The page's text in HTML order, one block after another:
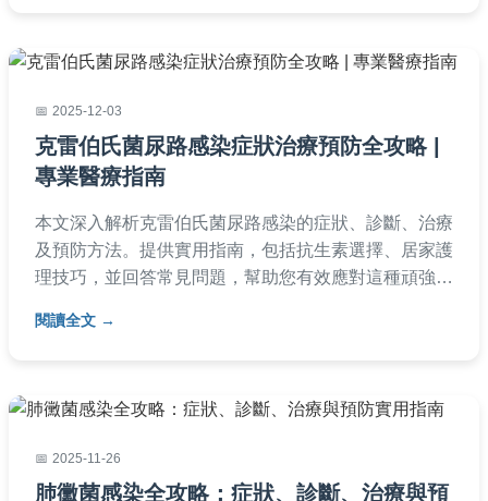
2025-12-03
克雷伯氏菌尿路感染症狀治療預防全攻略 |
專業醫療指南
本文深入解析克雷伯氏菌尿路感染的症狀、診斷、治療
及預防方法。提供實用指南，包括抗生素選擇、居家護
理技巧，並回答常見問題，幫助您有效應對這種頑強細
閱讀。
閱讀全文
2025-11-26
肺黴菌感染全攻略：症狀、診斷、治療與預